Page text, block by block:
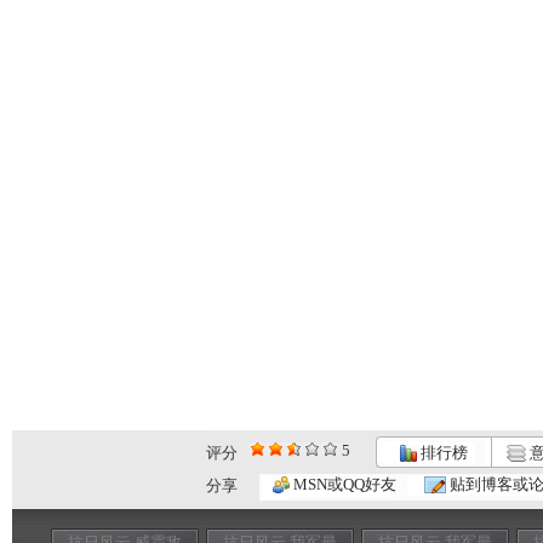
评分 5 排行榜
分享
MSN或QQ好友 贴到博客或